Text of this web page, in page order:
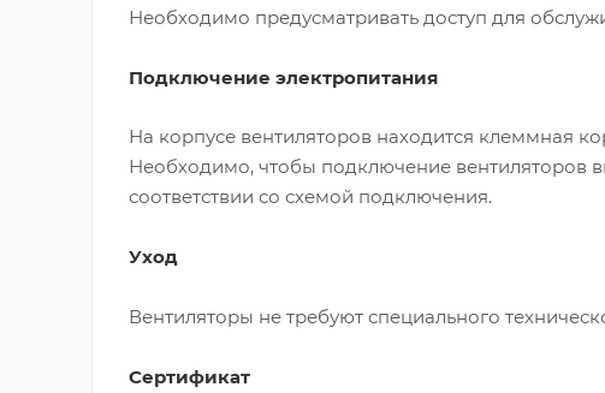
Необходимо предусматривать доступ для
Подключение электропитания
На корпусе вентиляторов находится клеммная
Необходимо, чтобы подключение вентиляторов
соответствии со схемой подключения.
Уход
Вентиляторы не требуют специального
Сертификат